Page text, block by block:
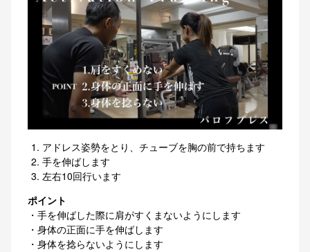
アドレス姿勢をとり、チューブを胸の前で持ちます
手を伸ばします
左右10回行います
ポイント
・手を伸ばした際に肩がすくまないようにします
・身体の正面に手を伸ばします
・身体を捻らないようにします